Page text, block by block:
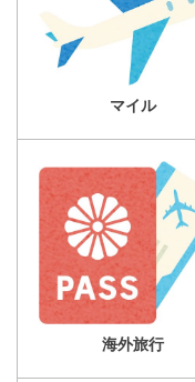
マイル
海外旅行